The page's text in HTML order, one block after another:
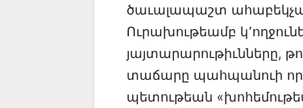
ծաւալապաշտ
Ուրախութեամբ
յայտարարութիւնները,
տաճարը պահպանուի
պետութեան